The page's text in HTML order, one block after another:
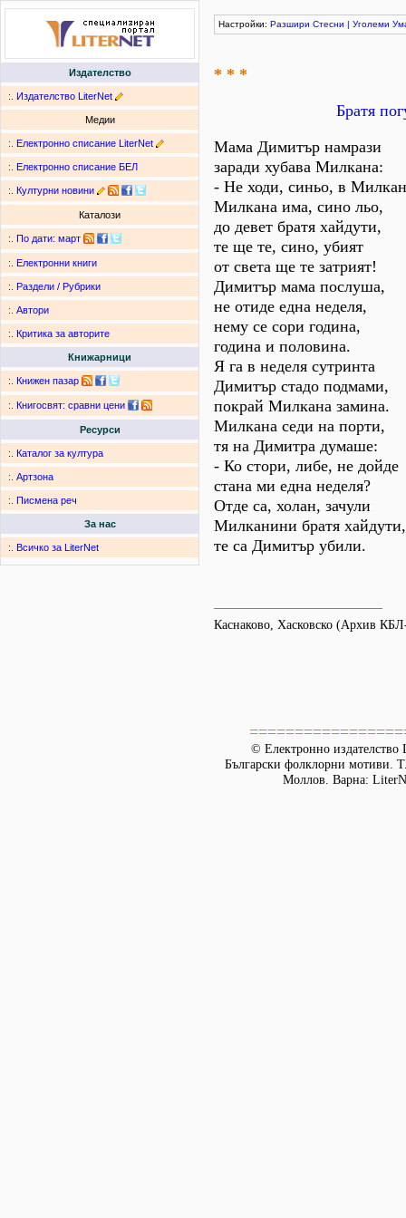
Издателство
:. Издателство LiterNet
Медии
:. Електронно списание LiterNet
:. Електронно списание БЕЛ
:. Културни новини
Каталози
:. По дати: март
:. Електронни книги
:. Раздели / Рубрики
:. Автори
:. Критика за авторите
Книжарници
:. Книжен пазар
:. Книгосвят: сравни цени
Ресурси
:. Каталог за култура
:. Артзона
:. Писмена реч
За нас
:. Всичко за LiterNet
Настройки: Разшири Стесни | Уголеми
* * *
Братя
Мама Димитър намрази
заради хубава Милкана:
- Не ходи, синьо, в
Милкана има, сино льо,
до девет братя хайдути,
те ще те, сино, убият
от света ще те затрият!
Димитър мама послуша,
не отиде една неделя,
нему се сори година,
година и половина.
Я га в неделя сутринта
Димитър стадо подмами,
покрай Милкана замина.
Милкана седи на порти,
тя на Димитра думаше:
- Ко стори, либе, не дойде
стана ми една неделя?
Отде са, холан, зачули
Милканини братя хайдути,
те са Димитър убили.
Каснаково, Хасковско (Архив
© Електронно издателство
Български фолклорни мотиви.
Моллов. Варна: